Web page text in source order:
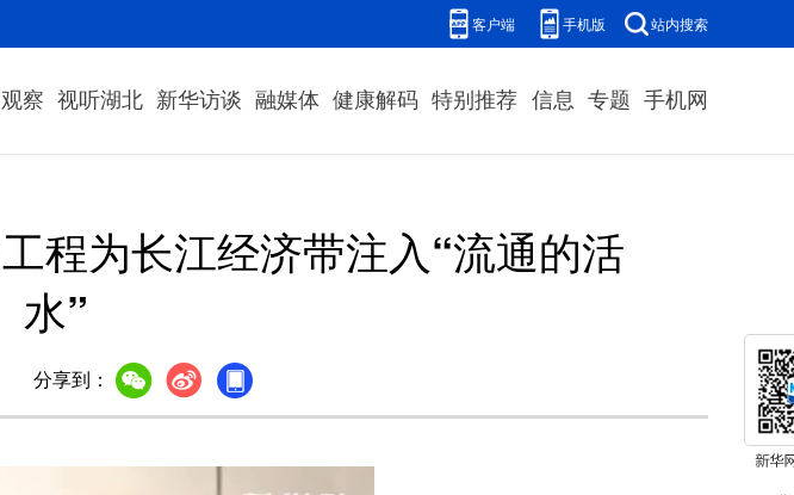
客户端 手机版 站内搜索
察 视听湖北 新华访谈 融媒体 健康解码 特别推荐 信息 专题 手机网
程为长江经济带注入“流通的活
水”
分享到：